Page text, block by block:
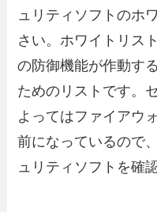
ュリティソフトのホ
さい。ホワイトリス
の防御機能が作動す
ためのリストです。
よってはファイアウ
前になっているので
ュリティソフトを確